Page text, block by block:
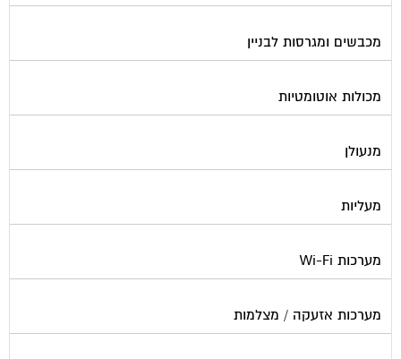
מכבשים ומגרסות לבניין
מכולות אוטומטיות
מנעולן
מעליות
מערכות Wi-Fi
מערכות אזעקה / מצלמות